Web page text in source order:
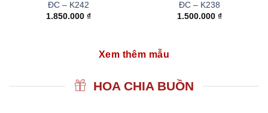
ĐC – K242
1.850.000 ₫
ĐC – K238
1.500.000 ₫
Xem thêm mẫu
HOA CHIA BUỒN